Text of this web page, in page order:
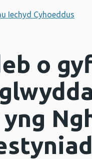
Iechyd Cyhoeddus
o